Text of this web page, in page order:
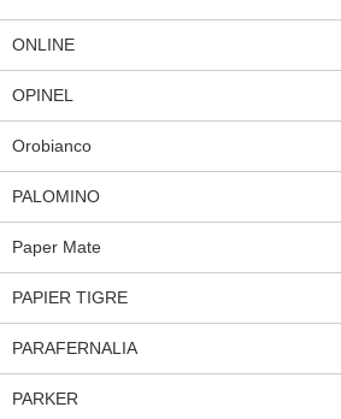
ONLINE
OPINEL
Orobianco
PALOMINO
Paper Mate
PAPIER TIGRE
PARAFERNALIA
PARKER